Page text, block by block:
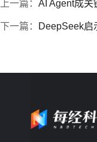
上一篇： AI Agent成关
下一篇： DeepSeek启